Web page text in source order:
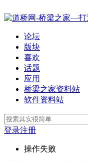
论坛
版块
喜欢
话题
应用
桥梁之家资料站
软件资料站
登录注册
操作失败